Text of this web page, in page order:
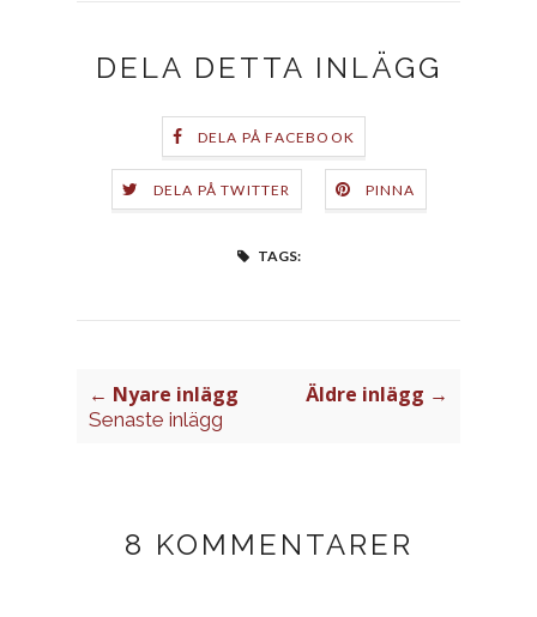
DELA DETTA INLÄGG
DELA PÅ FACEBOOK
DELA PÅ TWITTER PINNA
TAGS:
← Nyare inlägg
Senaste inlägg
Äldre inlägg →
8 KOMMENTARER